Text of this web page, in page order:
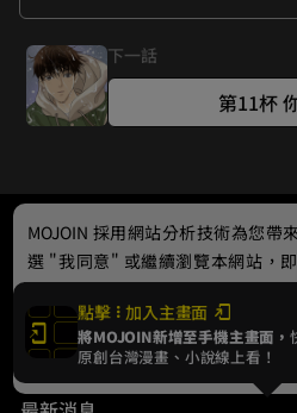
然原本也是要照著父母的安排去念
✿如何「按讚點豆」？
點選「下方綠色豆子」為你喜歡
下一話
第11杯
點擊 加入主畫面
將MOJOIN新增至手機主畫面，
原創台灣漫畫、小說線上看！
MOJOIN 採用網站分析技術為您帶
選 "我同意" 或繼續瀏覽本網站，
Cookie，欲瞭解更多資訊請見隱私
我同意